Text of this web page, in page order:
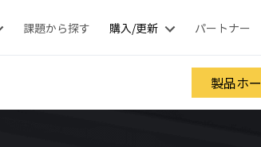
課題から探す 購入/更新 パートナー
製品ホ